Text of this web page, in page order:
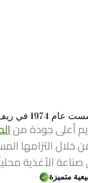
دمشق، سوريا
أعلى جودة من
خلال التزامها
صناعة الأغذية
متميزة